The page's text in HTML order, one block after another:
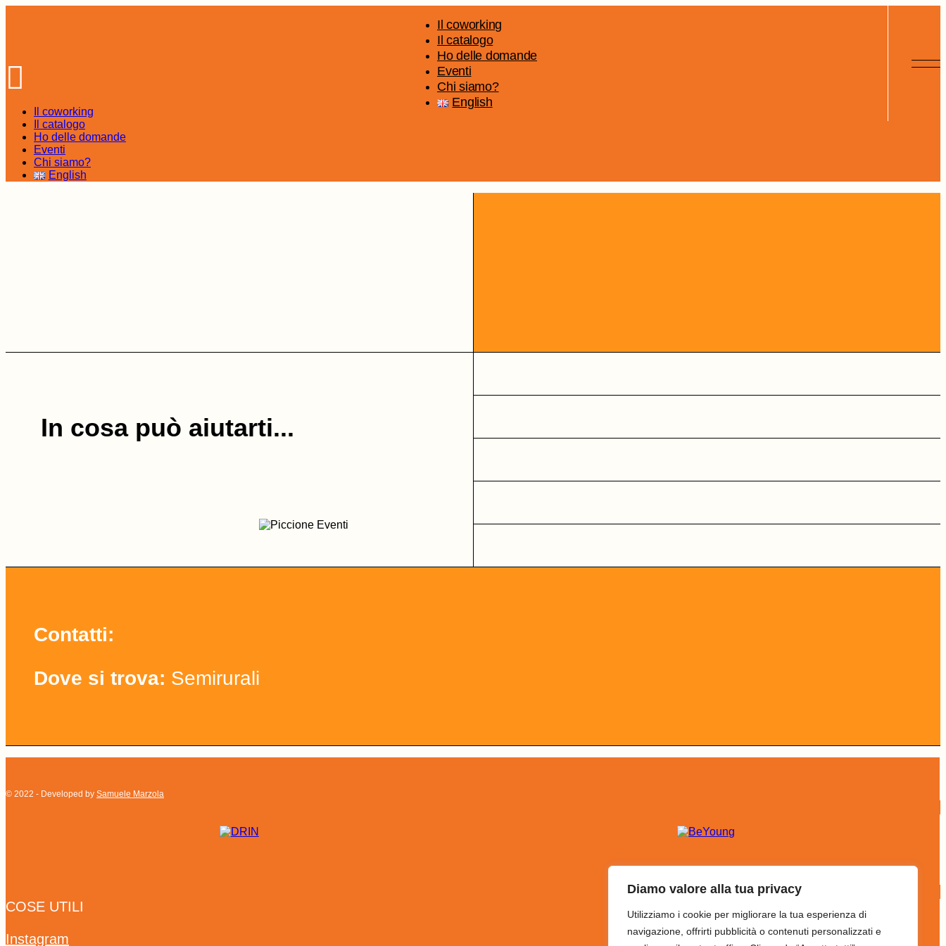
Diamo valore alla tua privacy
Utilizziamo i cookie per migliorare la tua esperienza di
navigazione, offrirti pubblicità o contenuti personalizzati e
Il coworking
Il catalogo
Ho delle domande
Eventi
Chi siamo?
English
Il coworking
Il catalogo
Ho delle domande
Eventi
Chi siamo?
English
In cosa può aiutarti...
Contatti:
Dove si trova: Semirurali
© 2022 - Developed by Samuele Marzola
COSE UTILI
Instagram